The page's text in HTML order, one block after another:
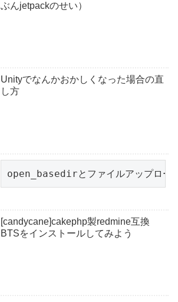
ぶんjetpackのせい）
Unityでなんかおかしくなった場合の直
し方
open_basedirとファイルアップロー
[candycane]cakephp製redmine互換
BTSをインストールしてみよう